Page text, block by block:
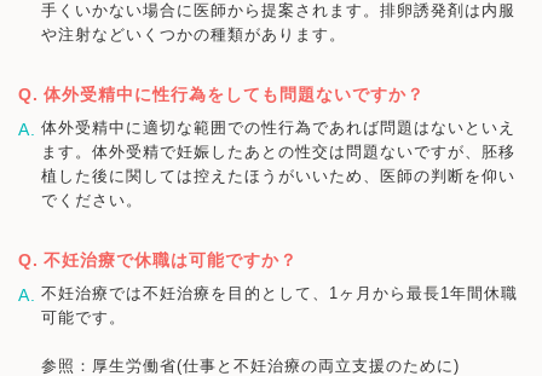
手くいかない場合に医師から提案されます。排卵誘発剤は内服
や注射などいくつかの種類があります。
体外受精中に性行為をしても問題ないですか？
体外受精中に適切な範囲での性行為であれば問題はないといえ
ます。体外受精で妊娠したあとの性交は問題ないですが、胚移
植した後に関しては控えたほうがいいため、医師の判断を仰い
でください。
不妊治療で休職は可能ですか？
不妊治療では不妊治療を目的として、1ヶ月から最長1年間休職
可能です。
参照：厚生労働省(仕事と不妊治療の両立支援のために)